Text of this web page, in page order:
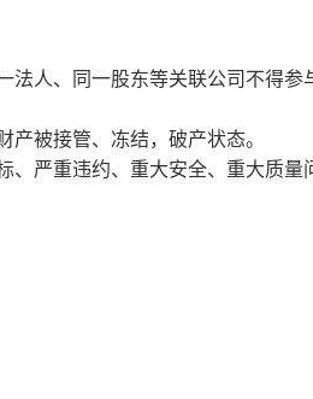
法人、同一股东等关联公司不得参
产被接管、冻结，破产状态。
、严重违约、重大安全、重大质量